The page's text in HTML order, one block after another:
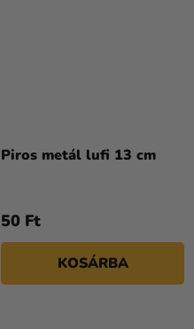
Piros metál lufi 13 cm
50 Ft
KOSÁRBA